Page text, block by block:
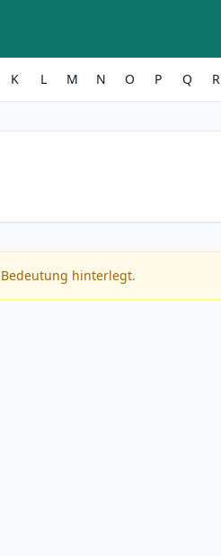
K L M N O P Q R
hinterlegt.